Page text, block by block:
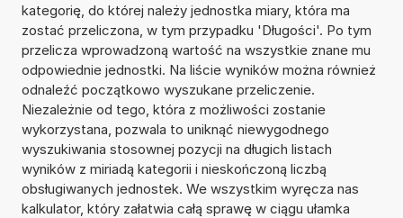
kategorię, do której należy jednostka miary, która ma
zostać przeliczona, w tym przypadku 'Długości'. Po tym
przelicza wprowadzoną wartość na wszystkie znane mu
odpowiednie jednostki. Na liście wyników można również
odnaleźć początkowo wyszukane przeliczenie.
Niezależnie od tego, która z możliwości zostanie
wykorzystana, pozwala to uniknąć niewygodnego
wyszukiwania stosownej pozycji na długich listach
wyników z miriadą kategorii i nieskończoną liczbą
obsługiwanych jednostek. We wszystkim wyręcza nas
kalkulator, który załatwia całą sprawę w ciągu ułamka